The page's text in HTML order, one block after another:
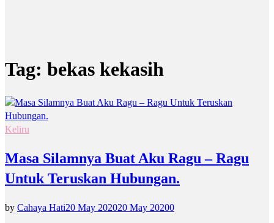
Tag: bekas kekasih
Keliru
Masa Silamnya Buat Aku Ragu – Ragu
Untuk Teruskan Hubungan.
by Cahaya Hati20 May 202020 May 20200